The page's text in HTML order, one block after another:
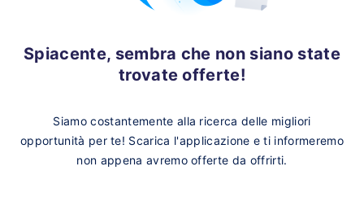
Spiacente, sembra che non siano state
trovate offerte!
Siamo costantemente alla ricerca delle migliori
opportunità per te! Scarica l'applicazione e ti informeremo
non appena avremo offerte da offrirti.